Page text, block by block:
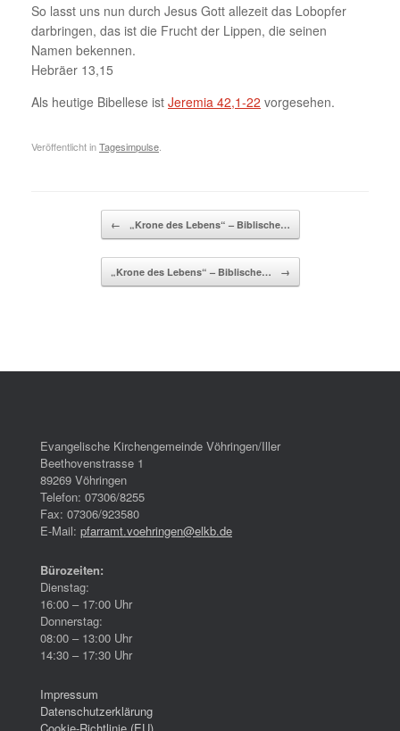
So lasst uns nun durch Jesus Gott allezeit das Lobopfer
darbringen, das ist die Frucht der Lippen, die seinen
Namen bekennen.
Hebräer 13,15
Als heutige Bibellese ist Jeremia 42,1-22 vorgesehen.
Veröffentlicht inTagesimpulse
← „Krone des Lebens“ – Biblische…
„Krone des Lebens“ – Biblische… →
Evangelische Kirchengemeinde Vöhringen/Iller
Beethovenstrasse 1
89269 Vöhringen
Telefon: 07306/8255
Fax: 07306/923580
E-Mail: pfarramt.voehringen@elkb.de
Bürozeiten:
Dienstag:
16:00 – 17:00 Uhr
Donnerstag:
08:00 – 13:00 Uhr
14:30 – 17:30 Uhr
Impressum
Datenschutzerklärung